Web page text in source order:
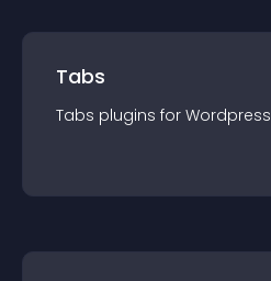
Tabs
Tabs plugins for Wordpress